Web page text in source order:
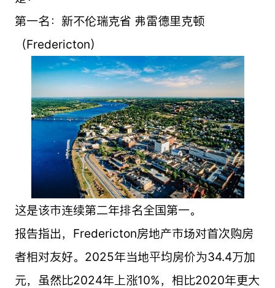
第一名：新不伦瑞克省 弗雷德里克顿
（Fredericton）
这是该市连续第二年排名全国第一。
报告指出，Fredericton房地产市场对首次购房
者相对友好。2025年当地平均房价为34.4万加
元，虽然比2024年上涨10%，相比2020年更大